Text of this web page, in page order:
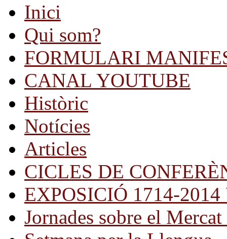
Inici
Qui som?
FORMULARI
CANAL YOUTUBE
Històric
Notícies
Articles
CICLES DE
EXPOSICIÓ 1714-
Jornades sobre el